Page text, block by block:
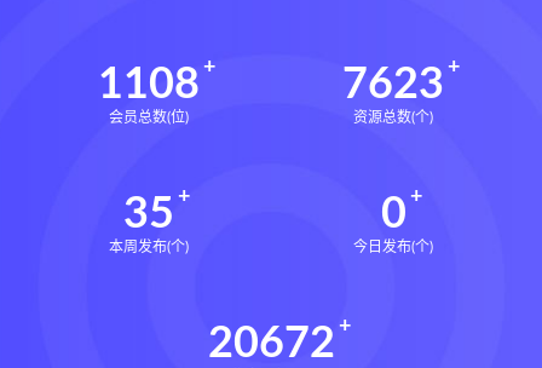
1108
会员总数(位)
7623
资源总数(个)
35
本周发布(个)
0
今日发布(个)
20672